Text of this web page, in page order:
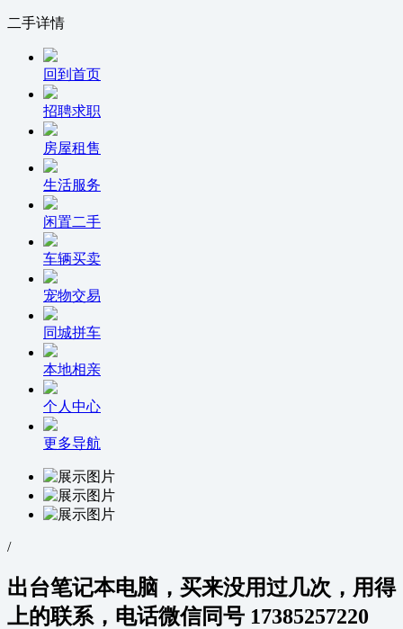
二手详情
回到首页
招聘求职
房屋租售
生活服务
闲置二手
车辆买卖
宠物交易
同城拼车
本地相亲
个人中心
更多导航
/
出台笔记本电脑，买来没用过几次，用得
上的联系，电话微信同号 17385257220